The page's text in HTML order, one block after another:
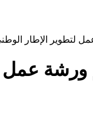
لتطوير الإطار
ورشة عمل